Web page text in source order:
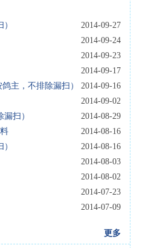
2014-09-27
2014-09-24
2014-09-23
2014-09-17
2014-09-16
主，不排除漏扫）
2014-09-02
2014-08-29
扫）
2014-08-16
2014-08-16
2014-08-03
2014-08-02
2014-07-23
2014-07-09
更多